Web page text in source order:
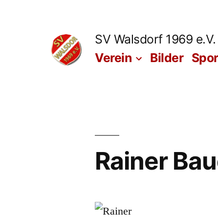
SV Walsdorf 1969 e.V.
Verein Bilder
Rainer